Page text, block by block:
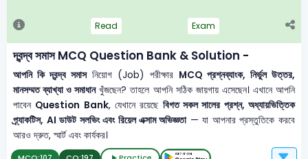
Read Exam
দ্বন্দ্ব সমাস MCQ Question Bank & Solution -
আপনি কি দ্বন্দ্ব সমাসনিয়োগ (Job) পরীক্ষার MCQ প্রশ্নব্যাংক, নির্ভুল উত্তর,
মানসম্মত ব্যাখ্যা ও সমাধানখুঁজছেন? তাহলে আপনি সঠিক জায়গায় এসেছেন। এখানে আপনি
পাবেন Question Bank, যেখানে রয়েছে বিগত সকল সালের প্রশ্ন, অধ্যায়ভিত্তিক
প্র্যাকটিস, AI ডাউট সলভিং এবং রিয়েল এক্সাম অভিজ্ঞতা— যা আপনার প্রস্তুতিকে করবে
আরও দ্রুত, স্মার্ট এবং কার্যকর।